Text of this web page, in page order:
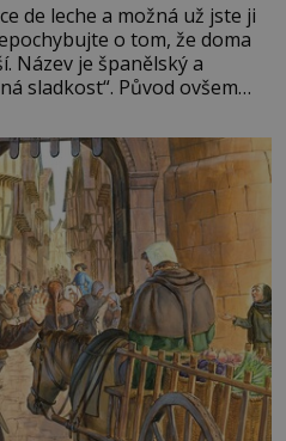
de leche a možná už jste ji
o tom, že doma
Název je španělský a
sladkost“. Původ ovšem
zemí a k tomu